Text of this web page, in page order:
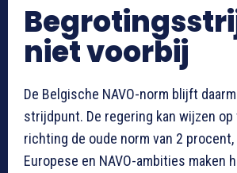
niet voorbij
De Belgische NAVO-norm blijft
strijdpunt. De regering kan wijzen
richting de oude norm van 2 procent,
Europese en NAVO-ambities maken